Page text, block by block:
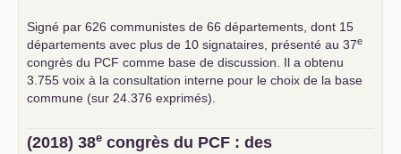
Signé par 626 communistes de 66 départements, dont 15
départements avec plus de 10 signataires, présenté au 37e
congrès du PCF comme base de discussion. Il a obtenu
3.755 voix à la consultation interne pour le choix de la base
commune (sur 24.376 exprimés).
(2018) 38e congrès du PCF : des